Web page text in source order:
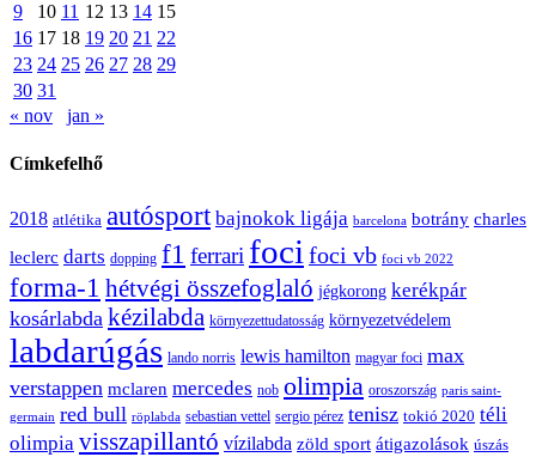
9
10 11 12 13 14 15
16 17 18 19 20 21 22
23 24 25 26 27 28 29
30 31
« nov
jan »
Címkefelhő
2018 atlétika autósport bajnokok ligája barcelona botrány charles
leclerc darts dopping f1 ferrari foci foci vb foci vb 2022
forma-1 hétvégi összefoglaló jégkorong kerékpár
kosárlabda kézilabda környezettudatosság környezetvédelem
labdarúgás lando norris lewis hamilton magyar foci max
verstappen mclaren mercedes nob olimpia oroszország paris saint-
germain red bull röplabda sebastian vettel sergio pérez tenisz tokió 2020 téli
olimpia visszapillantó vízilabda zöld sport átigazolások úszás